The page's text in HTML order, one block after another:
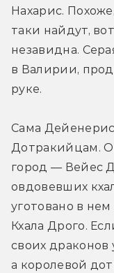
Нахарис.
таки найдут,
незавидна.
в Валирии,
руке.
Сама
Дотракийцам.
город — Вейес
овдовевших
уготовано в
Кхала Дрого.
своих драконов
а королевой